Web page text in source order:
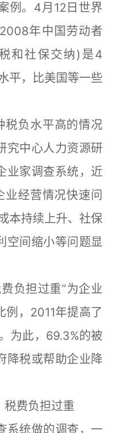
例。4月12日世界
年中国劳动者
和社保交纳)是4
平，比美国等一些
负水平高的情况
究中心人力资源研
业家调查系统，近
业经营情况快速问
本持续上升、社保
空间缩小等问题显
负担过重”为企业
例，2011年提高了
为此，69.3%的被
降税或帮助企业降
费负担过重
统做的调查，一